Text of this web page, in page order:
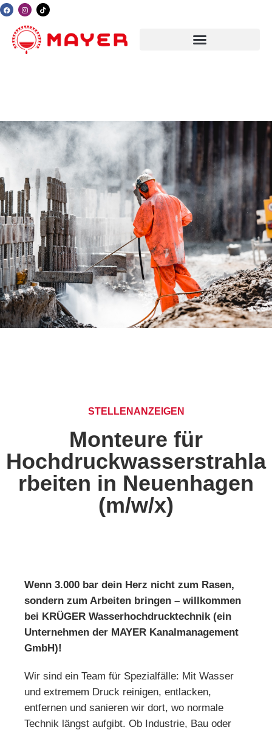
STELLENANZEIGEN
Monteure für
Hochdruckwasserstrahla
rbeiten in Neuenhagen
(m/w/x)
Wenn 3.000 bar dein Herz nicht zum Rasen,
sondern zum Arbeiten bringen – willkommen
bei KRÜGER Wasserhochdrucktechnik (ein
Unternehmen der MAYER Kanalmanagement
GmbH)!
Wir sind ein Team für Spezialfälle: Mit Wasser
und extremem Druck reinigen, entlacken,
entfernen und sanieren wir dort, wo normale
Technik längst aufgibt. Ob Industrie, Bau oder